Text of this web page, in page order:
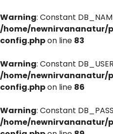
Warning: Constant
/home/newnirvananatur/
config.phpon line 83
Warning: Constant
/home/newnirvananatur/
config.phpon line 86
Warning: Constant
/home/newnirvananatur/